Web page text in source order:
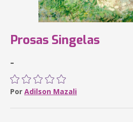
Prosas Singelas
-
Por Adilson Mazali